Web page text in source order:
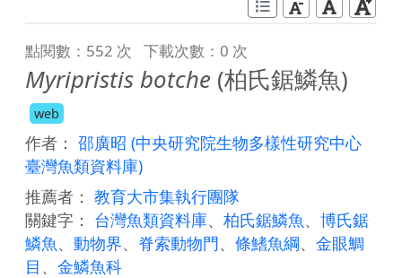
點閱數：552 次 下載次數：0 次
Myripristis botche (柏氏鋸鱗魚)
web
作者： 邵廣昭 (中央研究院生物多樣性研究中心
臺灣魚類資料庫)
推薦者： 教育大市集執行團隊
關鍵字： 台灣魚類資料庫、 柏氏鋸鱗魚、 博氏鋸
鱗魚、 動物界、 脊索動物門、 條鰭魚綱、 金眼鯛
目 、 金鱗魚科